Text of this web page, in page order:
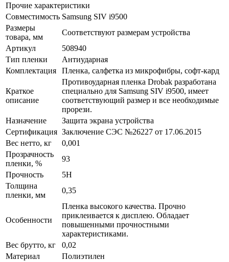
Прочие характеристики
Совместимость Samsung SIV i9500
Размеры
товара, мм
Соответствуют размерам устройства
Артикул
508940
Тип пленки
Антиударная
Комплектация
Пленка, салфетка из микрофибры, софт-кард
Краткое
описание
Противоударная пленка Drobak разработана
специально для Samsung SIV i9500, имеет
соответствующий размер и все необходимые
прорези.
Назначение
Защита экрана устройства
Сертификация Заключение СЭС №26227 от 17.06.2015
Вес нетто, кг
0,001
Прозрачность
пленки, %
93
Прочность
5H
Толщина
пленки, мм
0,35
Особенности
Пленка высокого качества. Прочно
приклеивается к дисплею. Обладает
повышенными прочностными
характеристиками.
Вес брутто, кг
0,02
Материал
Полиэтилен